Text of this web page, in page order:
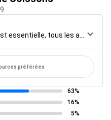
préférées
63%
16%
5%